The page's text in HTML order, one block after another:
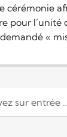
cérémonie
pour l’unité
«